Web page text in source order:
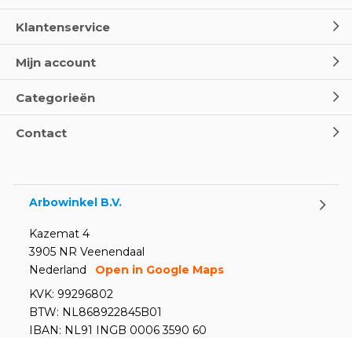
Oogspoel flessen en
Klantenservice
Mijn account
Categorieën
Contact
Arbowinkel B.V.
Kazemat 4
3905 NR Veenendaal
Nederland
Open in Google Maps
KVK: 99296802
BTW: NL868922845B01
IBAN: NL91 INGB 0006 3590 60